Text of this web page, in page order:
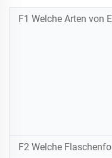
F1 Welche Arten von
F2 Welche